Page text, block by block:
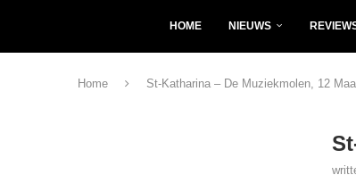
HOME NIEUWS
Home St-Katharina – De Muziekmolen, 12